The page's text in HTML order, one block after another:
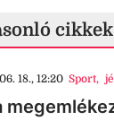
cikkek
18., 12:20 Sport,